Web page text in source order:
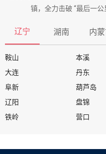
镇，全力击破 “最后一公
辽宁 湖南 内
鞍山 本溪
大连
丹东
阜新
葫芦岛
辽阳
盘锦
铁岭
营口